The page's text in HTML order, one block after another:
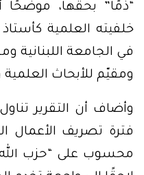
“ذمًا” بحقها، موضحًا
خلفيته العلمية
في الجامعة اللبنانية
ومقيّم للأبحاث العلمية
وأضاف أن التقرير
فترة تصريف الأعمال
محسوب على “حزب